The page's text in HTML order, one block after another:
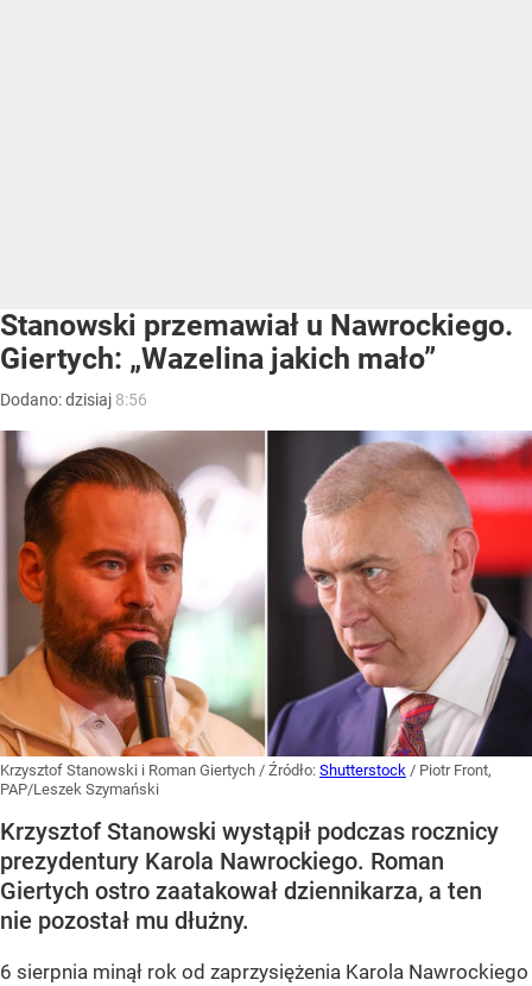
Stanowski przemawiał u Nawrockiego.
Giertych: „Wazelina jakich mało”
Dodano:dzisiaj 8:56
Krzysztof Stanowski i Roman Giertych / Źródło: Shutterstock / Piotr Front,
PAP/Leszek Szymański
Krzysztof Stanowski wystąpił podczas rocznicy
prezydentury Karola Nawrockiego. Roman
Giertych ostro zaatakował dziennikarza, a ten
nie pozostał mu dłużny.
6 sierpnia minął rok od zaprzysiężenia Karola Nawrockiego